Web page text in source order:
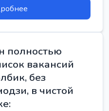
полностью
вакансий
без
в чистой